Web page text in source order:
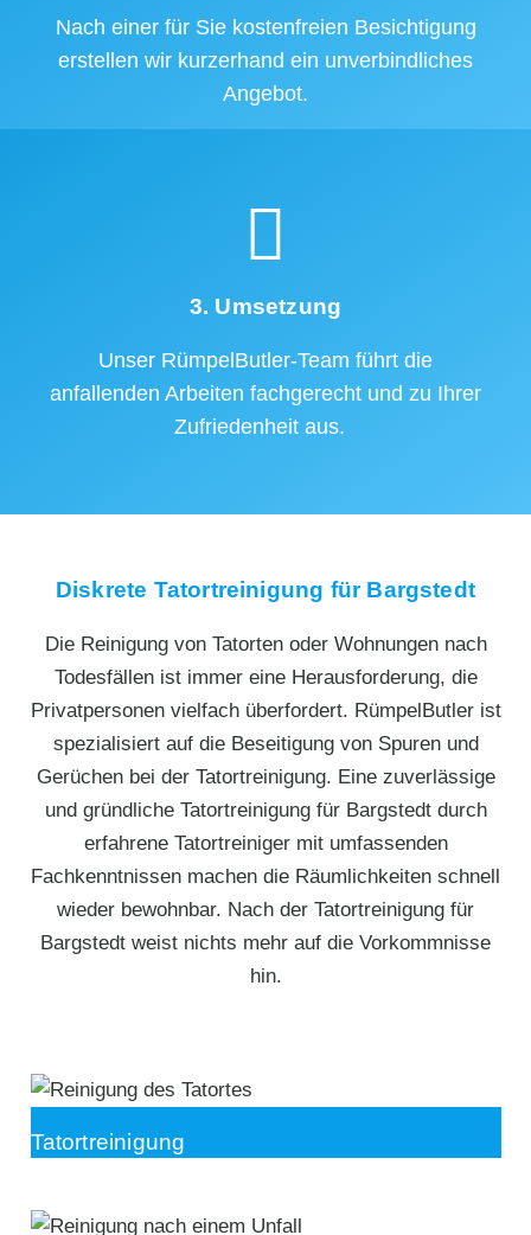
Nach einer für Sie kostenfreien Besichtigung
erstellen wir kurzerhand ein unverbindliches
Angebot.
3. Umsetzung
Unser RümpelButler-Team führt die
anfallenden Arbeiten fachgerecht und zu Ihrer
Zufriedenheit aus.
Diskrete Tatortreinigung für Bargstedt
Die Reinigung von Tatorten oder Wohnungen nach
Todesfällen ist immer eine Herausforderung, die
Privatpersonen vielfach überfordert. RümpelButler ist
spezialisiert auf die Beseitigung von Spuren und
Gerüchen bei der Tatortreinigung. Eine zuverlässige
und gründliche Tatortreinigung für Bargstedt durch
erfahrene Tatortreiniger mit umfassenden
Fachkenntnissen machen die Räumlichkeiten schnell
wieder bewohnbar. Nach der Tatortreinigung für
Bargstedt weist nichts mehr auf die Vorkommnisse
hin.
Tatortreinigung